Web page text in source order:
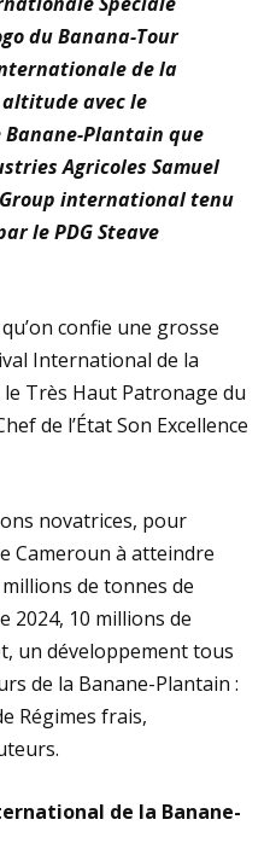
écologique : La
d’ECOGREEN et exige
R-PET au 1er décembre
!
du Banana-Tour
de la
avec le
Plantain que
Agricoles Samuel
Group international tenu
le PDG Steave
confie une grosse
International de la
Très Haut Patronage du
de l’État Son Excellence
novatrices, pour
Cameroun à atteindre
de tonnes de
2024, 10 millions de
un développement tous
de la Banane-Plantain :
Régimes frais,
de la Banane-